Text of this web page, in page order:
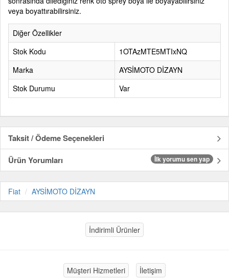
veya boyattırabilirsiniz.
Diğer Özellikler
Stok Kodu
1OTAzMTE5MTIxNQ
Marka
AYSİMOTO DİZAYN
Stok Durumu
Var
Taksit / Ödeme Seçenekleri
Ürün Yorumları
İlk yorumu sen yap
Fiat AYSİMOTO DİZAYN
İndirimli Ürünler
Müşteri Hizmetleri İletişim